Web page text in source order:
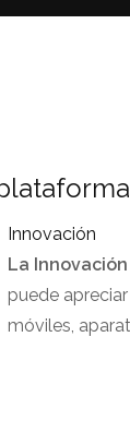
Innovación
La
puede
móviles,